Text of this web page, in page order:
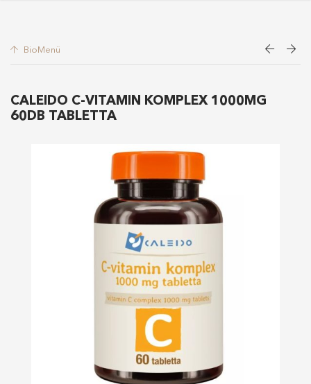
BioMenü
CALEIDO C-VITAMIN KOMPLEX 1000MG
60DB TABLETTA